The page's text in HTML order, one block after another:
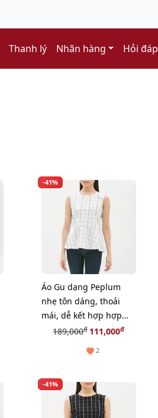
Thanh lý Nhãn hàng Hỏi đáp
-41%
Áo Gu dạng Peplum
nhẹ tôn dáng, thoải
mái, dễ kết hợp hợp
đồ, WHITE, size M
189,000đ111,000đ
2
-41%